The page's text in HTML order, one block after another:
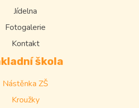
Jídelna
Fotogalerie
Kontakt
škola
Nástěnka ZŠ
Kroužky